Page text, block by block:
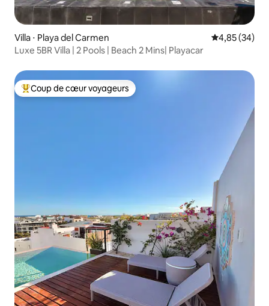
Villa ⋅ Playa del Carmen Évaluation
4,85 (34)
Luxe 5BR Villa | 2 Pools | Beach 2 Mins| Playacar
Coups de cœur voyageurs les plus appréciés
Coup de cœur voyageurs